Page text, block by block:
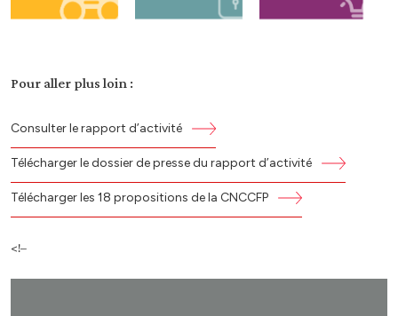
Pour aller plus loin :
Consulter le rapport d’activité
Télécharger le dossier de presse du rapport d’activité
Télécharger les 18 propositions de la CNCCFP
<!–